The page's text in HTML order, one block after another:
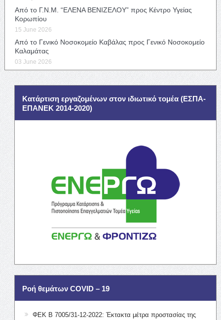
Από το Γ.Ν.Μ. “ΕΛΕΝΑ ΒΕΝΙΖΕΛΟΥ” προς Κέντρο Υγείας
Κορωπίου
15 June 2026
Από το Γενικό Νοσοκομείο Καβάλας προς Γενικό Νοσοκομείο
Καλαμάτας
03 June 2026
Κατάρτιση εργαζομένων στον ιδιωτικό τομέα (ΕΣΠΑ-
ΕΠΑΝΕΚ 2014-2020)
Ροή θεμάτων COVID – 19
ΦΕΚ Β 7005/31-12-2022: Έκτακτα μέτρα προστασίας της